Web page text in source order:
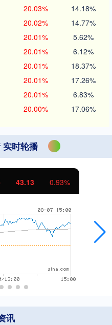
20.03% 14.18%
20.02% 14.77%
20.01% 5.62%
20.01% 6.12%
20.01% 18.37%
20.01% 17.26%
20.01% 6.83%
20.00% 17.06%
实时轮播
0.93%
讯